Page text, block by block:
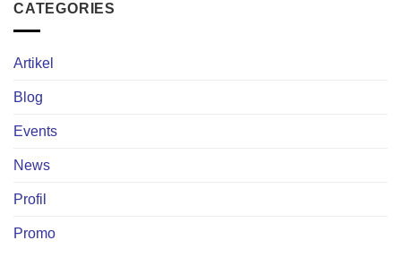
CATEGORIES
Artikel
Blog
Events
News
Profil
Promo